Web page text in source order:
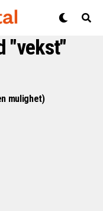
"vekst"
mulighet)